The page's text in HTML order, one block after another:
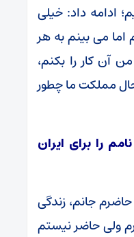
ادامه داد: خیلی
می بینم به هر
آن کار را بکنم،
مملکت ما چطور
را برای ایران
جانم، زندگی
ولی حاضر نیستم